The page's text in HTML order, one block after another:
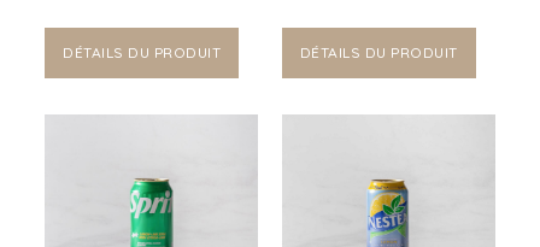
DÉTAILS DU PRODUIT DÉTAILS DU PRODUIT